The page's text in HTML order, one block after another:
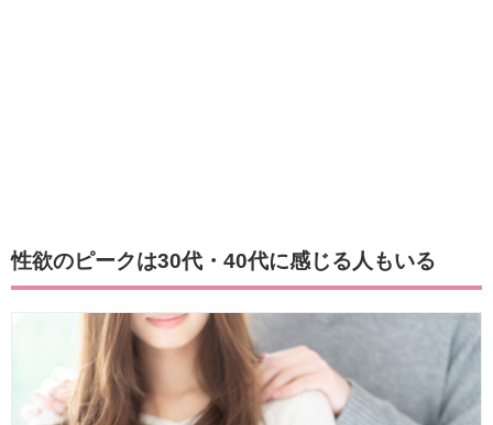
性欲のピークは30代・40代に感じる人もいる